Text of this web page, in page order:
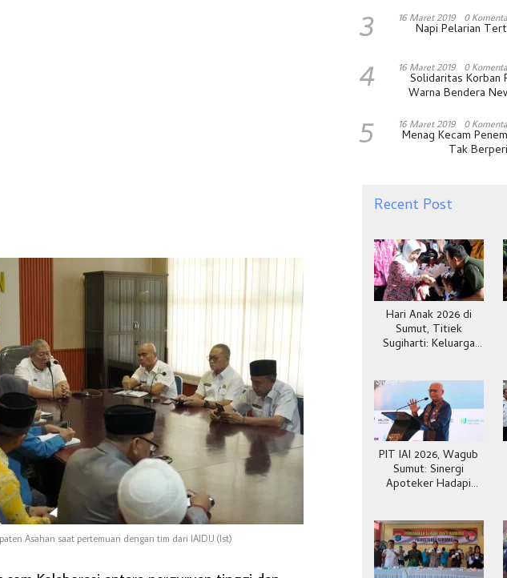
Asahan saat pertemuan dengan tim dari IAIDU.(Ist)
3 16 Maret 2019 0
Napi Pelarian
4 16 Maret 2019 0
Solidaritas Korban
Warna Bendera
5 16 Maret 2019 0
Menag Kecam
Tak
Recent Post
Hari Anak 2026 di
Sumut, Titiek
Sugiharti: Keluarga
PIT IAI 2026, Wagub
Sumut: Sinergi
Apoteker Hadapi